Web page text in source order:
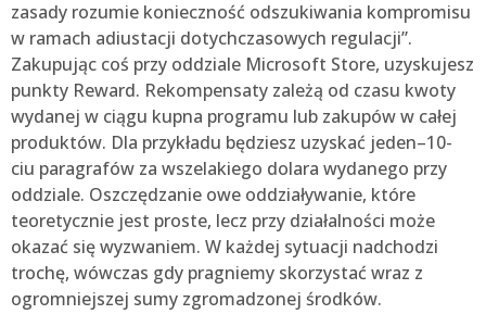
zasady rozumie konieczność odszukiwania kompromisu
w ramach adiustacji dotychczasowych regulacji”.
Zakupując coś przy oddziale Microsoft Store, uzyskujesz
punkty Reward. Rekompensaty zależą od czasu kwoty
wydanej w ciągu kupna programu lub zakupów w całej
produktów. Dla przykładu będziesz uzyskać jeden–10-
ciu paragrafów za wszelakiego dolara wydanego przy
oddziale. Oszczędzanie owe oddziaływanie, które
teoretycznie jest proste, lecz przy działalności może
okazać się wyzwaniem. W każdej sytuacji nadchodzi
trochę, wówczas gdy pragniemy skorzystać wraz z
ogromniejszej sumy zgromadzonej środków.